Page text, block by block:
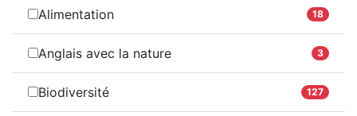
Alimentation 18
Anglais avec la nature 3
Biodiversité 127